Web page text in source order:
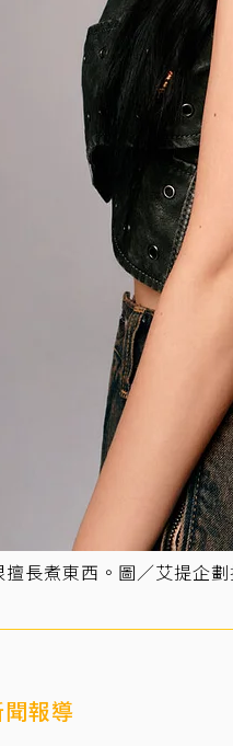
長煮東西。圖／艾提企
報導